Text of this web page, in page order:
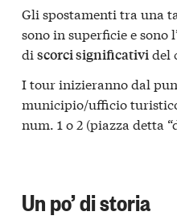
Gli spostamenti tra una
sono in superficie e sono
di scorci significatividel
I tour inizieranno dal
municipio/ufficio
num. 1 o 2 (piazza detta
Un po’ di storia